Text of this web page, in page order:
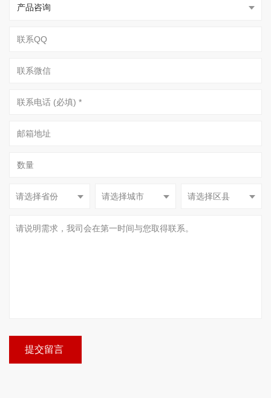
请选择省份 请选择城市 请选择区县
提交留言